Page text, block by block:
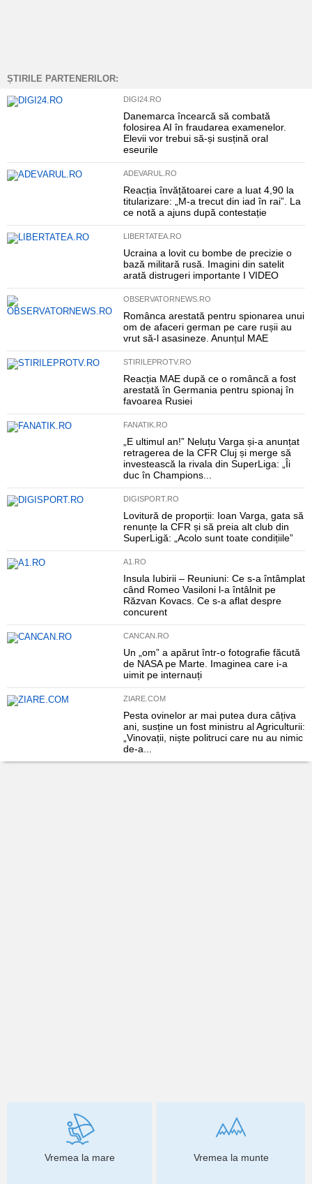
ȘTIRILE PARTENERILOR:
DIGI24.RO
Danemarca încearcă să combată
folosirea AI în fraudarea examenelor.
Elevii vor trebui să-și susțină oral
eseurile
ADEVARUL.RO
Reacția învățătoarei care a luat 4,90 la
titularizare: „M-a trecut din iad în rai”. La
ce notă a ajuns după contestație
LIBERTATEA.RO
Ucraina a lovit cu bombe de precizie o
bază militară rusă. Imagini din satelit
arată distrugeri importante I VIDEO
OBSERVATORNEWS.RO
Românca arestată pentru spionarea unui
om de afaceri german pe care rușii au
vrut să-l asasineze. Anunțul MAE
STIRILEPROTV.RO
Reacția MAE după ce o româncă a fost
arestată în Germania pentru spionaj în
favoarea Rusiei
FANATIK.RO
„E ultimul an!” Neluțu Varga și-a anunțat
retragerea de la CFR Cluj și merge să
investească la rivala din SuperLiga: „Îi
duc în Champions...
DIGISPORT.RO
Lovitură de proporții: Ioan Varga, gata să
renunțe la CFR și să preia alt club din
SuperLigă: „Acolo sunt toate condițiile”
A1.RO
Insula Iubirii – Reuniuni: Ce s-a întâmplat
când Romeo Vasiloni l-a întâlnit pe
Răzvan Kovacs. Ce s-a aflat despre
concurent
CANCAN.RO
Un „om” a apărut într-o fotografie făcută
de NASA pe Marte. Imaginea care i-a
uimit pe internauți
ZIARE.COM
Pesta ovinelor ar mai putea dura câțiva
ani, susține un fost ministru al Agriculturii:
„Vinovații, niște politruci care nu au nimic
de-a...
Vremea la mare Vremea la munte